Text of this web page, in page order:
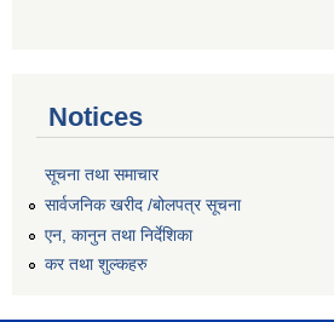
Notices
सूचना तथा समाचार
सार्वजनिक खरीद /बोलपत्र सूचना
एन, कानुन तथा निर्देशिका
कर तथा शुल्कहरु